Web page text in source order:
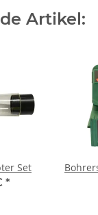
Artikel:
Absaugadapter Set
*